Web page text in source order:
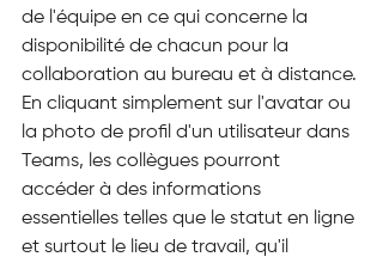
de l'équipe en ce qui concerne la
disponibilité de chacun pour la
collaboration au bureau et à distance.
En cliquant simplement sur l'avatar ou
la photo de profil d'un utilisateur dans
Teams, les collègues pourront
accéder à des informations
essentielles telles que le statut en ligne
et surtout le lieu de travail, qu'il